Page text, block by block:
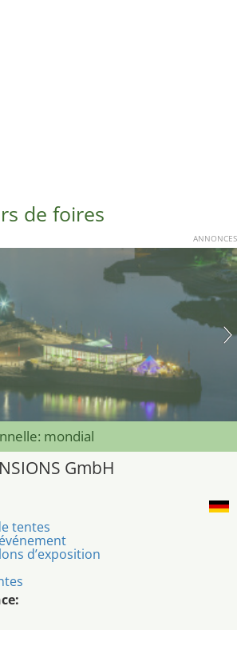
de foires
ANNONCES
mondial
GmbH
tentes
d’exposition